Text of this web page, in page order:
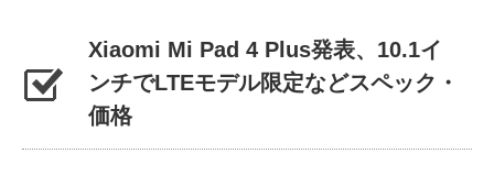
Xiaomi Mi Pad 4 Plus発表、10.1イ
ンチでLTEモデル限定などスペック・
価格